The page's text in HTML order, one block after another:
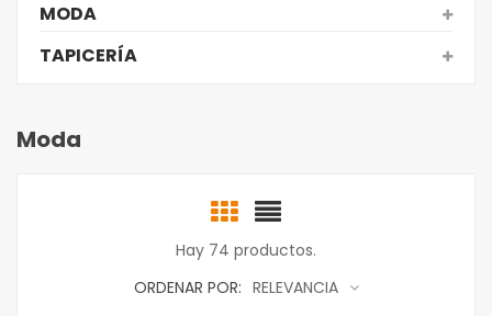
MODA
TAPICERÍA
Moda
Hay 74 productos.
ORDENAR POR: RELEVANCIA